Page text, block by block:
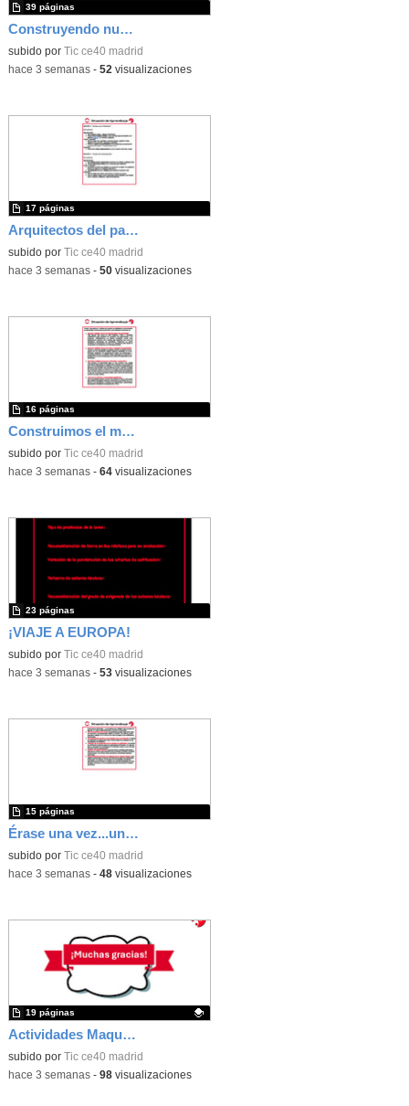
Construyendo nuestro parque de atracciones
subido por Tic ce40 madrid
39 páginas
-hace 3 semanas- 52 visualizaciones
Arquitectos del pasado
subido por Tic ce40 madrid
17 páginas
-hace 3 semanas- 50visualizaciones
Construimos el mundo con LEGO
subido por Tic ce40 madrid
16 páginas
-hace 3 semanas- 64visualizaciones
¡VIAJE A EUROPA!
subido por Tic ce40 madrid
23 páginas
-hace 3 semanas- 53visualizaciones
Érase una vez...un castillo medieval
subido por Tic ce40 madrid
15 páginas
-hace 3 semanas- 48visualizaciones
Actividades Maqueen
Contenido educativo.
subido por Tic ce40 madrid
19 páginas
-hace 3 semanas- 98visualizaciones